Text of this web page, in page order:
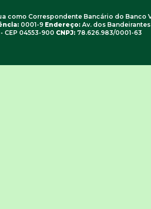
como Correspondente Bancário do Banco
0001-9 Endereço: Av. dos
CEP 04553-900 CNPJ: 78.626.983/0001-63